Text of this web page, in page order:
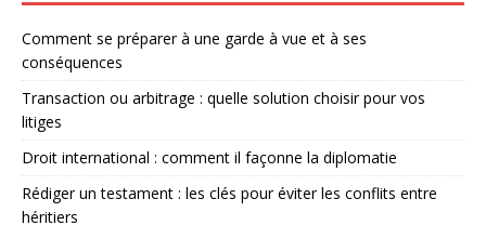
Comment se préparer à une garde à vue et à ses
conséquences
Transaction ou arbitrage : quelle solution choisir pour vos
litiges
Droit international : comment il façonne la diplomatie
Rédiger un testament : les clés pour éviter les conflits entre
héritiers